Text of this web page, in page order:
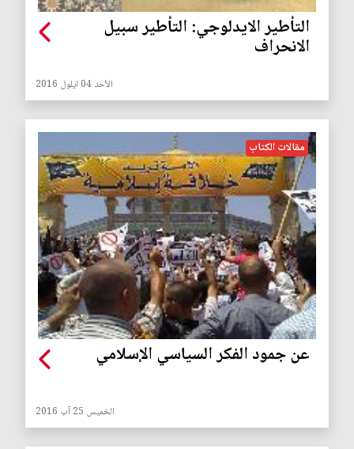
التأطير الايدلوجي: التأطير سبيل
الانحراف
الأحد 04 ايلول 2016
مقالات الكتاب
عن جمود الفكر السياسي الإسلامي
الخميس 25 آب 2016